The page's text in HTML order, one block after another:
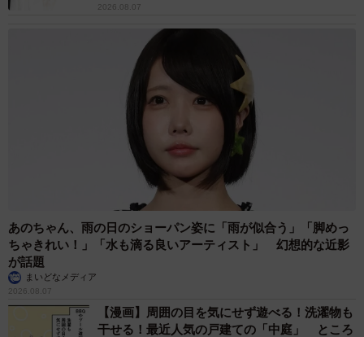
2026.08.07
あのちゃん、雨の日のショーパン姿に「雨が似合う」「脚めっ
ちゃきれい！」「水も滴る良いアーティスト」 幻想的な近影
が話題
まいどなメディア
2026.08.07
【漫画】周囲の目を気にせず遊べる！洗濯物も
干せる！最近人気の戸建ての「中庭」 ところ